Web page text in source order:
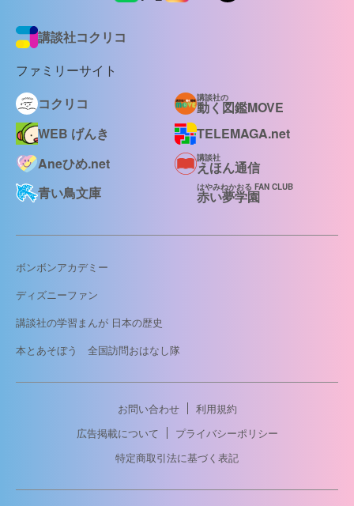
講談社コクリコ
ファミリーサイト
コクリコ
講談社の
動く図鑑MOVE
WEB げんき
TELEMAGA.net
Aneひめ.net
講談社
えほん通信
青い鳥文庫
はやみねかおる FAN CLUB
赤い夢学園
ボンボンアカデミー
ディズニーファン
講談社の学習まんが 日本の歴史
本とあそぼう 全国訪問おはなし隊
お問い合わせ
利用規約
広告掲載について
プライバシーポリシー
特定商取引法に基づく表記